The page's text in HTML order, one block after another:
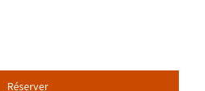
Réserver